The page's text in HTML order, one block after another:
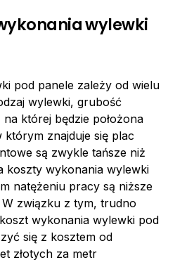
wylewki
pod panele zależy od wielu
wylewki, grubość
której będzie położona
znajduje się plac
są zwykle tańsze niż
koszty wykonania wylewki
natężeniu pracy są niższe
związku z tym, trudno
wykonania wylewki pod
się z kosztem od
złotych za metr